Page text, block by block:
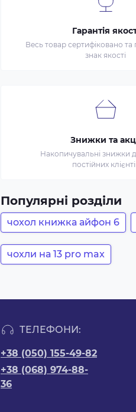
Гарантія
Весь товар сертифіковано та
знак якості
Знижки та
Накопичувальні знижки
постійних
Популярні розділи
чохол книжка айфон 6
чохли на 13 pro max
ТЕЛЕФОНИ:
+38 (050) 155-49-82
+38 (068) 974-88-
36